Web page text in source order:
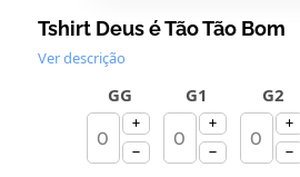
Tshirt Deus é Tão Tão Bom
Ver descrição
GG G1 G2